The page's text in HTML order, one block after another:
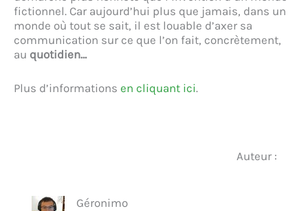
fictionnel. Car aujourd’hui plus que jamais, dans un
monde où tout se sait, il est louable d’axer sa
communication sur ce que l’on fait, concrètement,
au quotidien…
Plus d’informations en cliquant ici.
Auteur :
Géronimo